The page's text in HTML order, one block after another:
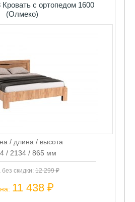
с ортопедом 1600
(Олмеко)
/ длина / высота
/ 2134 / 865 мм
без скидки:12 299 ₽
11 438 ₽